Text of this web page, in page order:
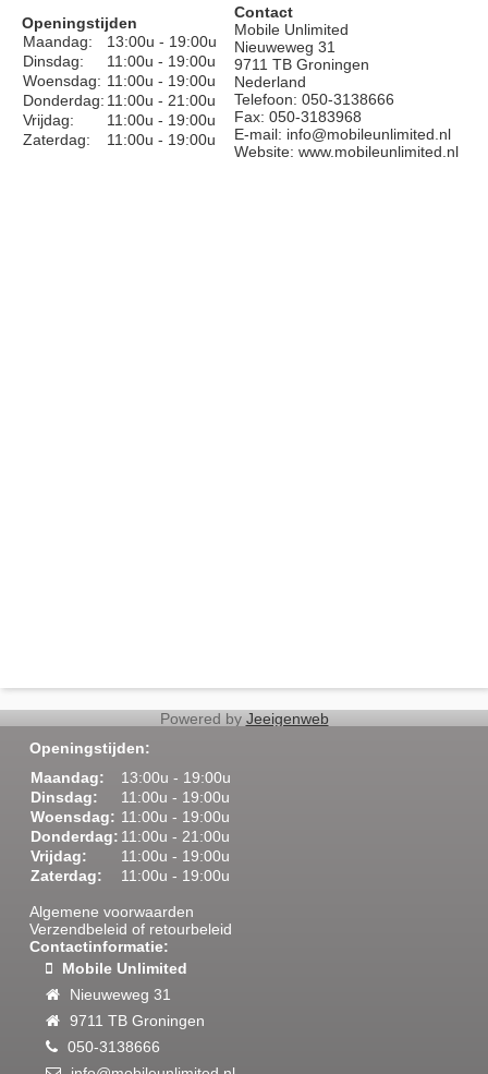
Openingstijden
Maandag:
13:00u - 19:00u
Dinsdag:
11:00u - 19:00u
Woensdag: 11:00u - 19:00u
Donderdag: 11:00u - 21:00u
Vrijdag:
11:00u - 19:00u
Zaterdag:
11:00u - 19:00u
Contact
Mobile Unlimited
Nieuweweg 31
9711 TB Groningen
Nederland
Telefoon: 050-3138666
Fax: 050-3183968
E-mail: info@mobileunlimited.nl
Website: www.mobileunlimited.nl
Openingstijden:
Maandag:
13:00u - 19:00u
Dinsdag:
11:00u - 19:00u
Woensdag: 11:00u - 19:00u
Donderdag: 11:00u - 21:00u
Vrijdag:
11:00u - 19:00u
Zaterdag:
11:00u - 19:00u
Algemene voorwaarden
Verzendbeleid of retourbeleid
Contactinformatie:
Mobile Unlimited
Nieuweweg 31
9711 TB Groningen
050-3138666
Powered by Jeeigenweb
Smartphone & Tablet REPARATIE
Gebruikte toestellen
Losse toestellen
Accessoires
Abonnementen
Prepaid
Internationaal bellen
Starterspakketten
mobileunlimited